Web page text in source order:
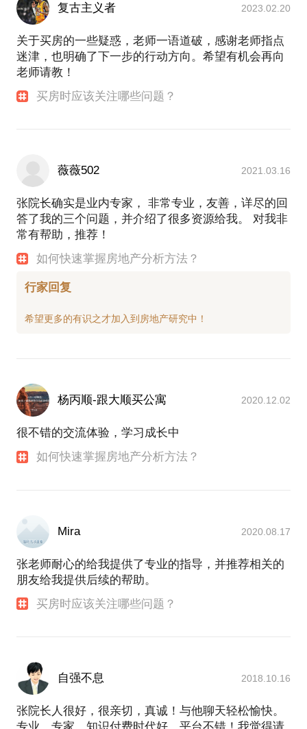
复古主义者 2023.02.20
关于买房的一些疑惑，老师一语道破，感谢老师指点
迷津，也明确了下一步的行动方向。希望有机会再向
老师请教！
买房时应该关注哪些问题？
薇薇502 2021.03.16
张院长确实是业内专家， 非常专业，友善，详尽的回
答了我的三个问题，并介绍了很多资源给我。 对我非
常有帮助，推荐！
如何快速掌握房地产分析方法？
行家回复
杨丙顺-跟大顺买公寓 2020.12.02
很不错的交流体验，学习成长中
如何快速掌握房地产分析方法？
Mira 2020.08.17
张老师耐心的给我提供了专业的指导，并推荐相关的
朋友给我提供后续的帮助。
买房时应该关注哪些问题？
自强不息 2018.10.16
张院长人很好，很亲切，真诚！与他聊天轻松愉快。